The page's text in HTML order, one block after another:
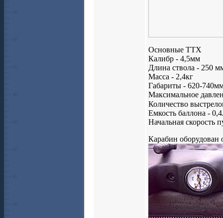
Основные ТТХ
Калибр - 4,5мм
Длина ствола - 250
Масса - 2,4кг
Габариты - 620-
Максимальное
Количество
Емкость баллона -
Начальная
Карабин